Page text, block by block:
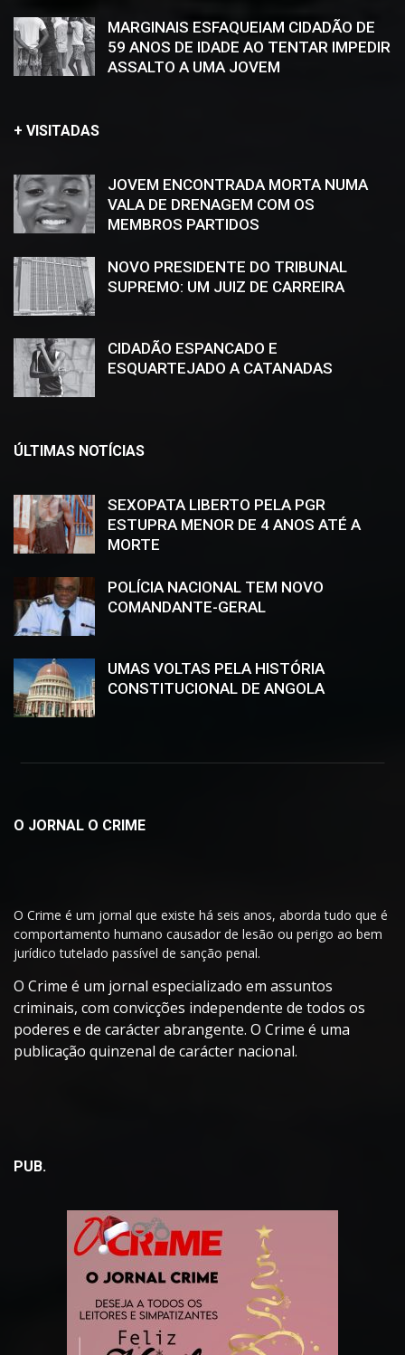
MARGINAIS ESFAQUEIAM CIDADÃO DE
59 ANOS DE IDADE AO TENTAR IMPEDIR
ASSALTO A UMA JOVEM
+ VISITADAS
JOVEM ENCONTRADA MORTA NUMA
VALA DE DRENAGEM COM OS
MEMBROS PARTIDOS
NOVO PRESIDENTE DO TRIBUNAL
SUPREMO: UM JUIZ DE CARREIRA
CIDADÃO ESPANCADO E
ESQUARTEJADO A CATANADAS
ÚLTIMAS NOTÍCIAS
SEXOPATA LIBERTO PELA PGR
ESTUPRA MENOR DE 4 ANOS ATÉ A
MORTE
POLÍCIA NACIONAL TEM NOVO
COMANDANTE-GERAL
UMAS VOLTAS PELA HISTÓRIA
CONSTITUCIONAL DE ANGOLA
O JORNAL O CRIME
O Crime é um jornal que existe há seis anos, aborda tudo que é
comportamento humano causador de lesão ou perigo ao bem
jurídico tutelado passível de sanção penal.
O Crime é um jornal especializado em assuntos
criminais, com convicções independente de todos os
poderes e de carácter abrangente. O Crime é uma
publicação quinzenal de carácter nacional.
PUB.